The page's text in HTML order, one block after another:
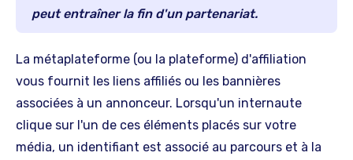
peut entraîner la fin d'un partenariat.
La métaplateforme (ou la plateforme) d'affiliation
vous fournit les liens affiliés ou les bannières
associées à un annonceur. Lorsqu'un internaute
clique sur l'un de ces éléments placés sur votre
média, un identifiant est associé au parcours et à la